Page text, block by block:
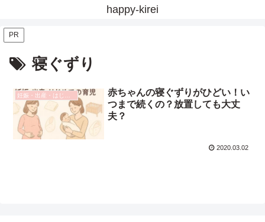
happy-kirei
PR
寝ぐずり
赤ちゃんの寝ぐずりがひどい！い
つまで続くの？放置しても大丈
夫？
2020.03.02